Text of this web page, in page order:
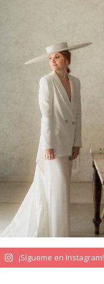
¡Sígueme en Instagram!